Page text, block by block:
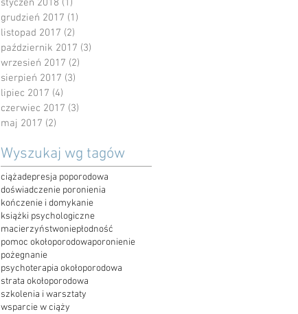
styczeń 2018 (1)
grudzień 2017 (1)
listopad 2017 (2)
październik 2017 (3)
wrzesień 2017 (2)
sierpień 2017 (3)
lipiec 2017 (4)
czerwiec 2017 (3)
maj 2017 (2)
Wyszukaj wg tagów
ciążadepresja poporodowa
doświadczenie poronienia
kończenie i domykanie
książki psychologiczne
macierzyństwoniepłodność
pomoc okołoporodowaporonienie
pożegnanie
psychoterapia okołoporodowa
strata okołoporodowa
szkolenia i warsztaty
wsparcie w ciąży